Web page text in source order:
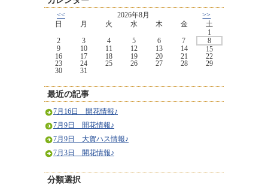
<< 2026年8月
>>
日
月 火 水 木 金
土
1
2
3 4 5 6 7
8
9
10 11 12 13 14
15
16
17 18 19 20 21
22
23
24 25 26 27 28
29
30
31
最近の記事
7月16日 開花情報♪
7月9日 開花情報♪
7月9日 大賀ハス情報♪
7月3日 開花情報♪
分類選択